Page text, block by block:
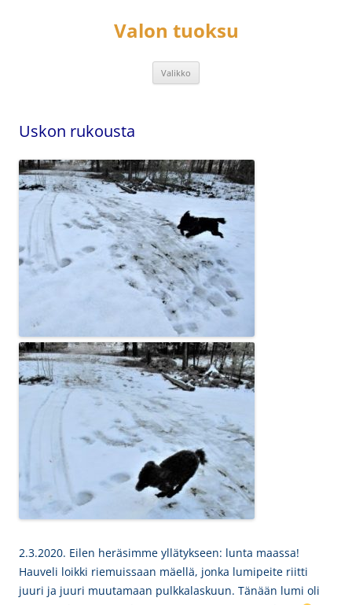
Valon tuoksu
Valikko
Uskon rukousta
2.3.2020. Eilen heräsimme yllätykseen: lunta maassa!
Hauveli loikki riemuissaan mäellä, jonka lumipeite riitti
juuri ja juuri muutamaan pulkkalaskuun. Tänään lumi oli